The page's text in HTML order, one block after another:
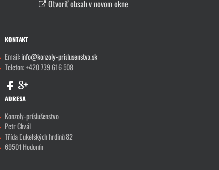
Otvoriť obsah v novom okne
KONTAKT
Email:info@konzoly-prislusenstvo.sk
Telefon: +420 739 616 508
ADRESA
Konzoly-príslušenstvo
Petr Chvál
Třída Dukelských hrdinů 82
69501 Hodonín